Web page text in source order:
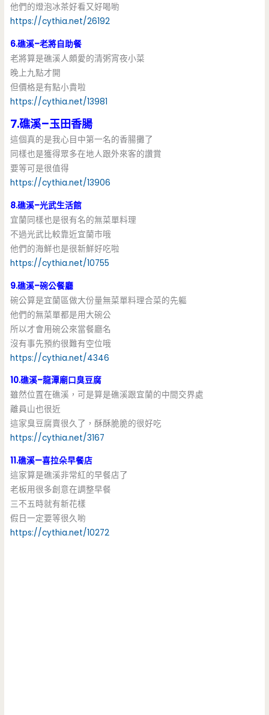
他們的燈泡冰茶好看又好喝喲
https://cythia.net/26192
6.礁溪–老將自助餐
老將算是礁溪人頗愛的清粥宵夜小菜
晚上九點才開
但價格是有點小貴啦
https://cythia.net/13981
7.礁溪–玉田香腸
這個真的是我心目中第一名的香腸攤了
同樣也是獲得眾多在地人跟外來客的讚賞
要等可是很值得
https://cythia.net/13906
8.礁溪–光武生活館
宜蘭同樣也是很有名的無菜單料理
不過光武比較靠近宜蘭市哦
他們的海鮮也是很新鮮好吃啦
https://cythia.net/10755
9.礁溪–碗公餐廳
碗公算是宜蘭區做大份量無菜單料理合菜的先軀
他們的無菜單都是用大碗公
所以才會用碗公來當餐廳名
沒有事先預約很難有空位哦
https://cythia.net/4346
10.礁溪–龍潭廟口臭豆腐
雖然位置在礁溪，可是算是礁溪跟宜蘭的中間交界處
離員山也很近
這家臭豆腐賣很久了，酥酥脆脆的很好吃
https://cythia.net/3167
11.礁溪—喜拉朵早餐店
這家算是礁溪非常紅的早餐店了
老板用很多創意在調整早餐
三不五時就有新花樣
假日一定要等很久喲
https://cythia.net/10272